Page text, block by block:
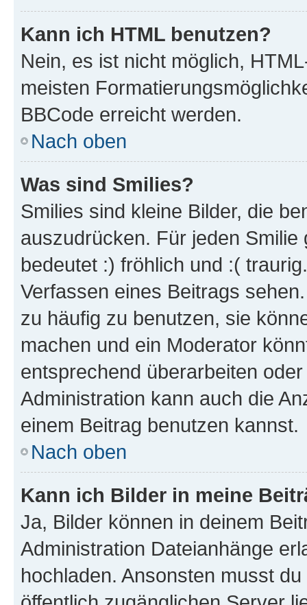
Kann ich HTML benutzen?
Nein, es ist nicht möglich,
meisten
BBCode erreicht werden.
Nach oben
Was sind Smilies?
Smilies sind kleine Bilder, die
auszudrücken. Für jeden
bedeutet :) fröhlich und :(
Verfassen eines Beitrags
zu häufig zu benutzen, sie
machen und ein Moderator
entsprechend überarbeiten
Administration kann auch die
einem Beitrag benutzen kannst.
Nach oben
Kann ich Bilder in meine
Ja, Bilder können in deinem
Administration Dateianhänge
hochladen. Ansonsten musst